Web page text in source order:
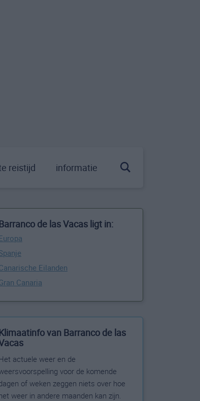
reistijd informatie
de las Vacas ligt in:
Eilanden
Canaria
van Barranco de las
actuele weer en de
voor de komende
of weken zeggen niets over hoe
weer in andere maanden kan zijn.